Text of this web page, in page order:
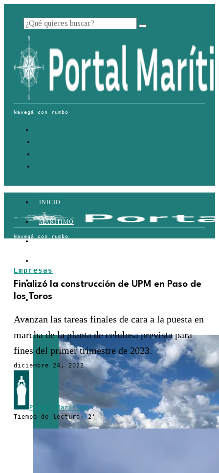
INICIO
MARÍTIMO
FERROVIARIO
LOGÍSTICA
COMERCIO EXTERIOR
Empresas
Finalizó la construcción de UPM en Paso de
los Toros
Avanzan las tareas finales de cara a la puesta en
marcha de la planta de celulosa prevista para
fines del primer trimestre de 2023.
diciembre 24, 2022
Portal Marítimo
Tiempo de lectura: 2'